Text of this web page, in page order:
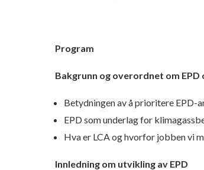
Program
Bakgrunn og overordnet om EPD
Betydningen av å prioritere
EPD som underlag for
Hva er LCA og hvorfor jobben vi
Innledning om utvikling av EPD